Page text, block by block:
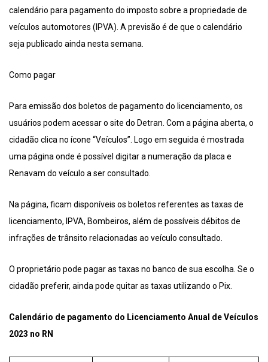
calendário para pagamento do imposto sobre a propriedade de
veículos automotores (IPVA). A previsão é de que o calendário
seja publicado ainda nesta semana.
Como pagar
Para emissão dos boletos de pagamento do licenciamento, os
usuários podem acessar o site do Detran. Com a página aberta, o
cidadão clica no ícone “Veículos”. Logo em seguida é mostrada
uma página onde é possível digitar a numeração da placa e
Renavam do veículo a ser consultado.
Na página, ficam disponíveis os boletos referentes as taxas de
licenciamento, IPVA, Bombeiros, além de possíveis débitos de
infrações de trânsito relacionadas ao veículo consultado.
O proprietário pode pagar as taxas no banco de sua escolha. Se o
cidadão preferir, ainda pode quitar as taxas utilizando o Pix.
Calendário de pagamento do Licenciamento Anual de Veículos
2023 no RN